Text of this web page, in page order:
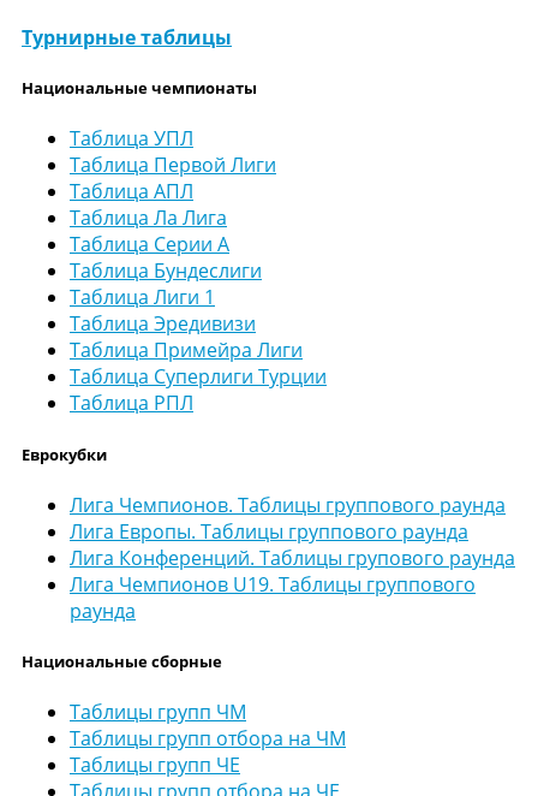
Турнирные таблицы
Национальные чемпионаты
Таблица УПЛ
Таблица Первой Лиги
Таблица АПЛ
Таблица Ла Лига
Таблица Серии А
Таблица Бундеслиги
Таблица Лиги 1
Таблица Эредивизи
Таблица Примейра Лиги
Таблица Суперлиги Турции
Таблица РПЛ
Еврокубки
Лига Чемпионов. Таблицы группового раунда
Лига Европы. Таблицы группового раунда
Лига Конференций. Таблицы групового раунда
Лига Чемпионов U19. Таблицы группового
раунда
Национальные сборные
Таблицы групп ЧМ
Таблицы групп отбора на ЧМ
Таблицы групп ЧЕ